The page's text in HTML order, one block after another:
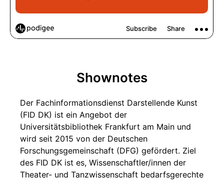
Shownotes
Der Fachinformationsdienst Darstellende Kunst
(FID DK) ist ein Angebot der
Universitätsbibliothek Frankfurt am Main und
wird seit 2015 von der Deutschen
Forschungsgemeinschaft (DFG) gefördert. Ziel
des FID DK ist es, Wissenschaftler/innen der
Theater- und Tanzwissenschaft bedarfsgerechte